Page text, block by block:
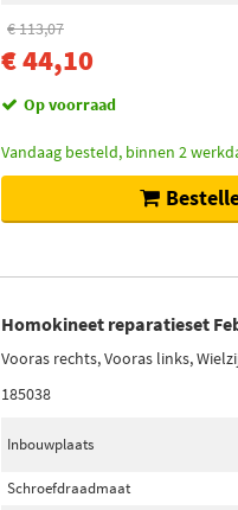
€ 113,07
€ 44,10
Op voorraad
Vandaag besteld, binnen 2
Homokineet reparatieset
Vooras rechts, Vooras links,
185038
Inbouwplaats
Schroefdraadmaat